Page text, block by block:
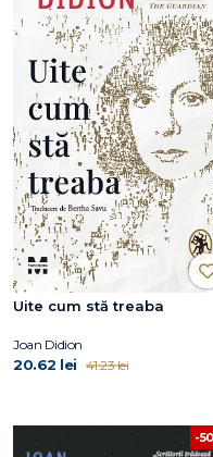
Uite cum stă treaba
Joan Didion
20.62 lei 41.23 lei
-